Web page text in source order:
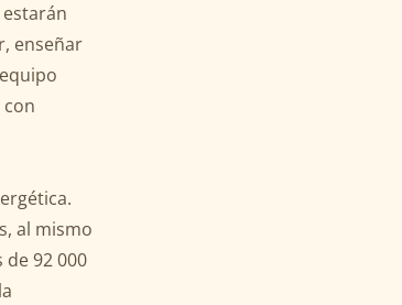
enseñar
al mismo
92 000